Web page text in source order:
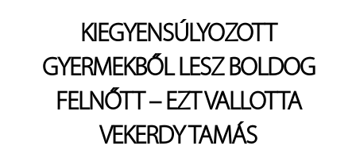
KIEGYENSÚLYOZOTT
GYERMEKBŐL LESZ BOLDOG
FELNŐTT – EZT VALLOTTA
VEKERDY TAMÁS